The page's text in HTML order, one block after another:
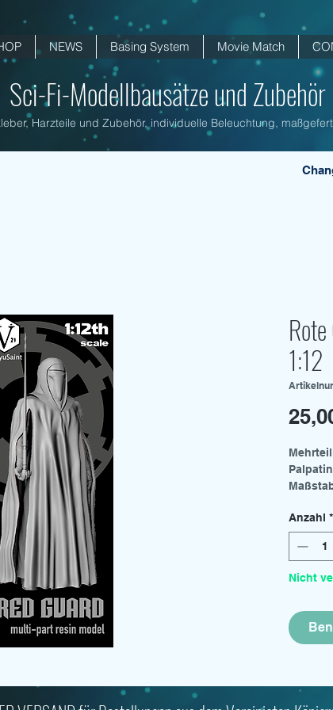
NEWS Basing System Movie Match
Sci-Fi-Modellbausätze und Zubehör
Harzteile und Zubehör, individuelle Beleuchtung,
1:12
Anzahl *
Nicht